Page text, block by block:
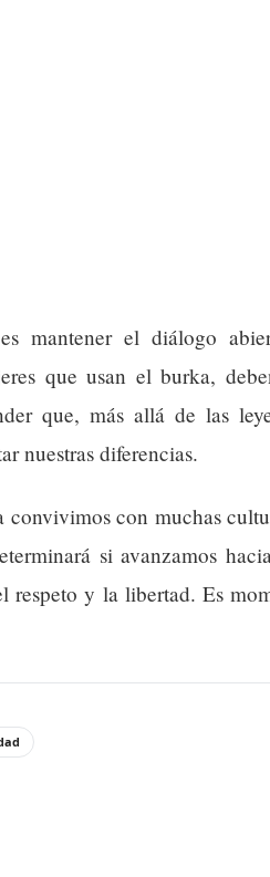
mantener el diálogo
que usan el burka,
que, más allá de las
nuestras diferencias.
convivimos con muchas
si avanzamos
respeto y la libertad. Es